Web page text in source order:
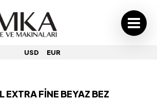
USD EUR
FİNE BEYAZ BEZ